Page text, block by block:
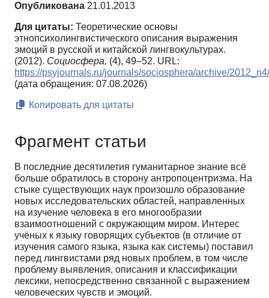
Опубликована 21.01.2013
Для цитаты: Теоретические основы
этнопсихолингвистического описания выражения
эмоций в русской и китайской лингвокультурах.
(2012). Социосфера, (4), 49–52. URL:
https://psyjournals.ru/journals/sociosphera/archive/
(дата обращения: 07.08.2026)
Копировать для цитаты
Фрагмент статьи
В последние десятилетия гуманитарное знание всё
больше обратилось в сторону антропоцентризма. На
стыке существующих наук произошло образование
новых исследовательских областей, направленных
на изучение человека в его многообразии
взаимоотношений с окружающим миром. Интерес
учёных к языку говорящих субъектов (в отличие от
изучения самого языка, языка как системы) поставил
перед лингвистами ряд новых проблем, в том числе
проблему выявления, описания и классификации
лексики, непосредственно связанной с выражением
человеческих чувств и эмоций.